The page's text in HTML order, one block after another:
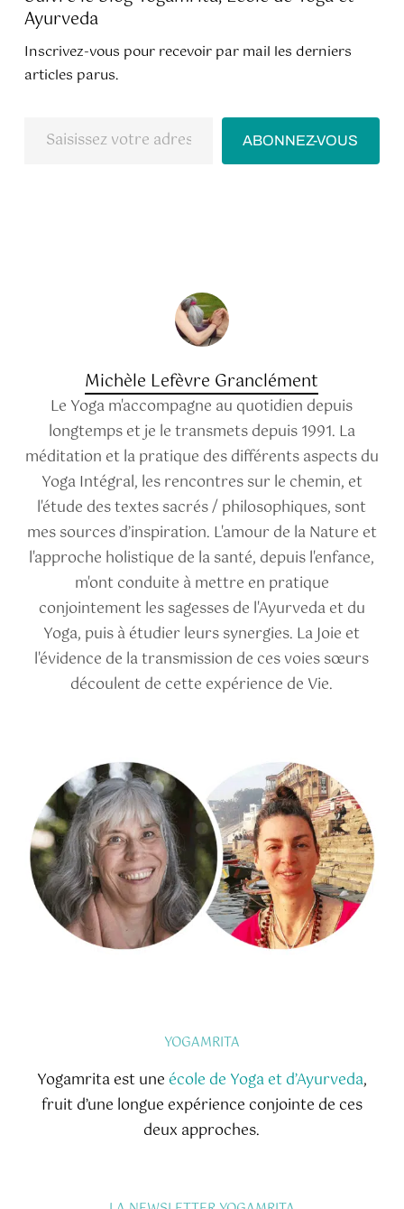
Ayurveda
Inscrivez-vous pour recevoir par mail les derniers
articles parus.
Saisissez
votre
ABONNEZ-VOUS
Michèle Lefèvre Granclément
Le Yoga m'accompagne au quotidien depuis
longtemps et je le transmets depuis 1991. La
méditation et la pratique des différents aspects du
Yoga Intégral, les rencontres sur le chemin, et
l'étude des textes sacrés / philosophiques, sont
mes sources d’inspiration. L'amour de la Nature et
l'approche holistique de la santé, depuis l'enfance,
m'ont conduite à mettre en pratique
conjointement les sagesses de l'Ayurveda et du
Yoga, puis à étudier leurs synergies. La Joie et
l'évidence de la transmission de ces voies sœurs
découlent de cette expérience de Vie.
YOGAMRITA
Yogamrita est une école de Yoga et d’Ayurveda,
fruit d’une longue expérience conjointe de ces
deux approches.